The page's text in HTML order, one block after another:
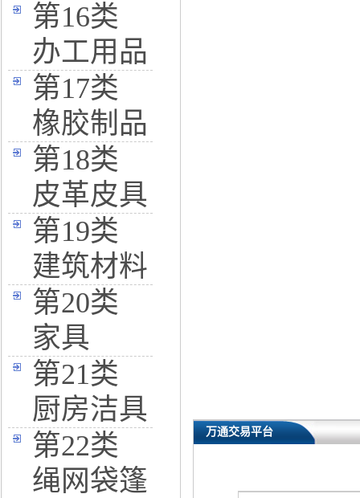
第16类
办工用品
第17类
橡胶制品
第18类
皮革皮具
第19类
建筑材料
第20类
家具
第21类
厨房洁具
第22类
绳网袋篷
万通交易平台